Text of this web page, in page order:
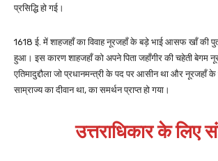
प्रसिद्धि हो गई।
1618 ई. में शाहजहाँ का विवाह नूरजहाँ के बड़े भाई आसफ खाँ की
हुआ। इस कारण शाहजहाँ को अपने पिता जहाँगीर की चहेती बेगम
एतिमादुद्दौला जो प्रधानमन्त्री के पद पर आसीन था और
साम्राज्य का दीवान था, का समर्थन प्राप्त हो गया।
उत्तराधिकार के लिए